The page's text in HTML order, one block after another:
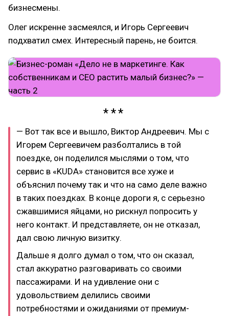
бизнесмены.
Олег искренне засмеялся, и Игорь Сергеевич
подхватил смех. Интересный парень, не боится.
— Вот так все и вышло, Виктор Андреевич. Мы с
Игорем Сергеевичем разболтались в той
поездке, он поделился мыслями о том, что
сервис в «KUDA» становится все хуже и
объяснил почему так и что на само деле важно
в таких поездках. В конце дороги я, с серьезно
сжавшимися яйцами, но рискнул попросить у
него контакт. И представляете, он не отказал,
дал свою личную визитку.
Дальше я долго думал о том, что он сказал,
стал аккуратно разговаривать со своими
пассажирами. И на удивление они с
удовольствием делились своими
потребностями и ожиданиями от премиум-